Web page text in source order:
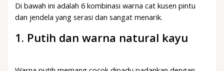
Di bawah ini adalah 6 kombinasi warna cat kusen pintu
dan jendela yang serasi dan sangat menarik.
1. Putih dan warna natural kayu